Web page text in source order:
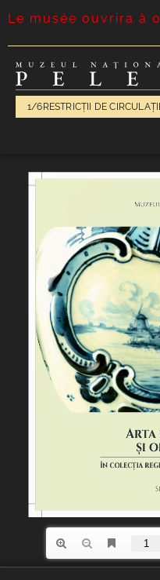
Le musée ouvrira à
1/6 RESTRICȚII DE